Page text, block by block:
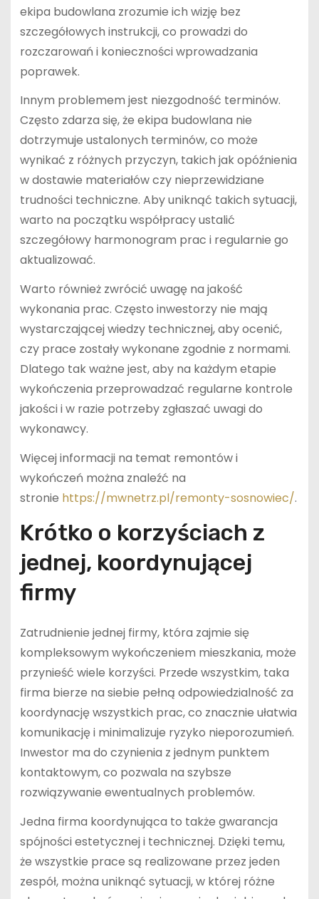
ekipa budowlana zrozumie ich wizję bez
szczegółowych instrukcji, co prowadzi do
rozczarowań i konieczności wprowadzania
poprawek.
Innym problemem jest niezgodność terminów.
Często zdarza się, że ekipa budowlana nie
dotrzymuje ustalonych terminów, co może
wynikać z różnych przyczyn, takich jak opóźnienia
w dostawie materiałów czy nieprzewidziane
trudności techniczne. Aby uniknąć takich sytuacji,
warto na początku współpracy ustalić
szczegółowy harmonogram prac i regularnie go
aktualizować.
Warto również zwrócić uwagę na jakość
wykonania prac. Często inwestorzy nie mają
wystarczającej wiedzy technicznej, aby ocenić,
czy prace zostały wykonane zgodnie z normami.
Dlatego tak ważne jest, aby na każdym etapie
wykończenia przeprowadzać regularne kontrole
jakości i w razie potrzeby zgłaszać uwagi do
wykonawcy.
Więcej informacji na temat remontów i
wykończeń można znaleźć na
stronie https://mwnetrz.pl/remonty-sosnowiec/.
Krótko o korzyściach z
jednej, koordynującej
firmy
Zatrudnienie jednej firmy, która zajmie się
kompleksowym wykończeniem mieszkania, może
przynieść wiele korzyści. Przede wszystkim, taka
firma bierze na siebie pełną odpowiedzialność za
koordynację wszystkich prac, co znacznie ułatwia
komunikację i minimalizuje ryzyko nieporozumień.
Inwestor ma do czynienia z jednym punktem
kontaktowym, co pozwala na szybsze
rozwiązywanie ewentualnych problemów.
Jedna firma koordynująca to także gwarancja
spójności estetycznej i technicznej. Dzięki temu,
że wszystkie prace są realizowane przez jeden
zespół, można uniknąć sytuacji, w której różne